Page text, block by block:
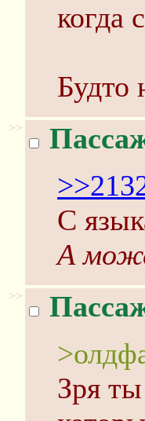
когда
Будто
>>
С
А
>>
Зря